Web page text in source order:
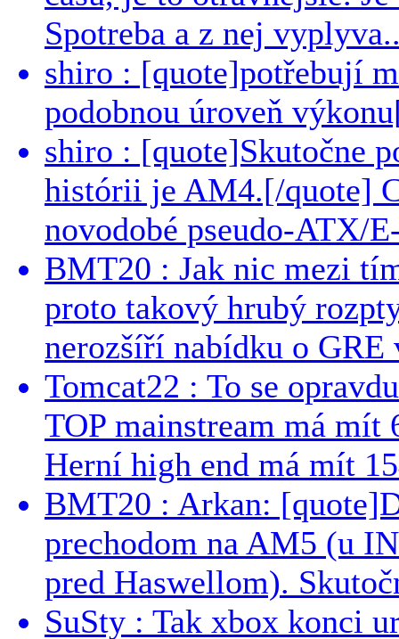
Spotreba a z nej
shiro : [quote]potřebují
podobnou úroveň
shiro : [quote]Skutočne
histórii je AM4.[/quote]
novodobé pseudo-ATX/
BMT20 : Jak nic mezi
proto takový hrubý
nerozšíří nabídku o GRE
Tomcat22 : To se
TOP mainstream má
Herní high end má mít
BMT20 : Arkan:
prechodom na AM5 (u
pred Haswellom).
SuSty : Tak xbox konci